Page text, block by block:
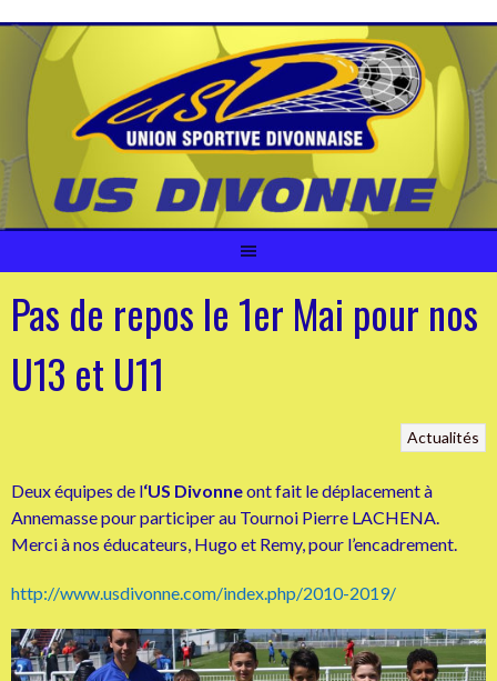
contenu
Pas de repos le 1er Mai pour nos
U13 et U11
Actualités
Deux équipes de l‘US Divonneont fait le déplacement à
Annemasse pour participer au Tournoi Pierre LACHENA.
Merci à nos éducateurs, Hugo et Remy, pour l’encadrement.
http://www.usdivonne.com/index.php/2010-2019/